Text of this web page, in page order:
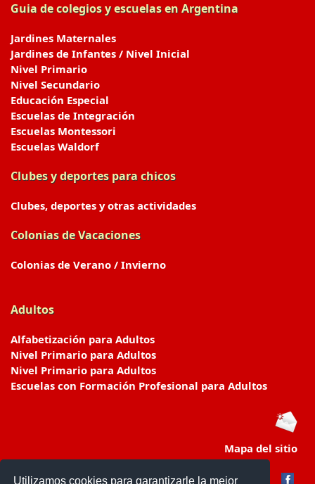
Utilizamos cookies para garantizarle la mejor
Guia de colegios y escuelas en Argentina
Jardines Maternales
Jardines de Infantes / Nivel Inicial
Nivel Primario
Nivel Secundario
Educación Especial
Escuelas de Integración
Escuelas Montessori
Escuelas Waldorf
Clubes y deportes para chicos
Clubes, deportes y otras actividades
Colonias de Vacaciones
Colonias de Verano / Invierno
Adultos
Alfabetización para Adultos
Nivel Primario para Adultos
Nivel Primario para Adultos
Escuelas con Formación Profesional para Adultos
Mapa del sitio